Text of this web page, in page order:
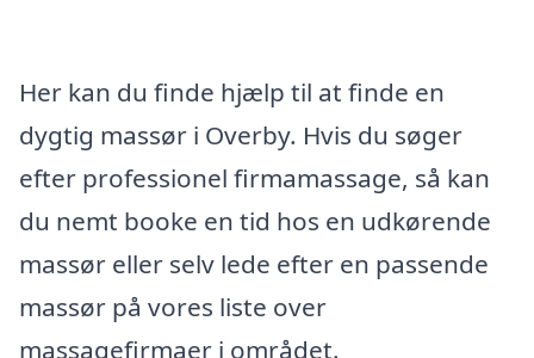
Her kan du finde hjælp til at finde en
dygtig massør i Overby. Hvis du søger
efter professionel firmamassage, så kan
du nemt booke en tid hos en udkørende
massør eller selv lede efter en passende
massør på vores liste over
massagefirmaer i området.